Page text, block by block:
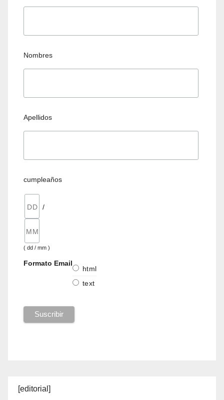
Nombres
Apellidos
cumpleaños
/
( dd / mm )
Formato Email
html
text
[editorial]